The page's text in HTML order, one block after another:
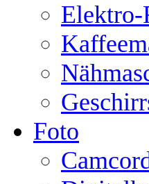
Elektro-
Foto